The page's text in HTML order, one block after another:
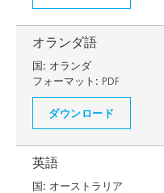
オランダ語
国: オランダ
フォーマット: PDF
ダウンロード
英語
国: オーストラリア